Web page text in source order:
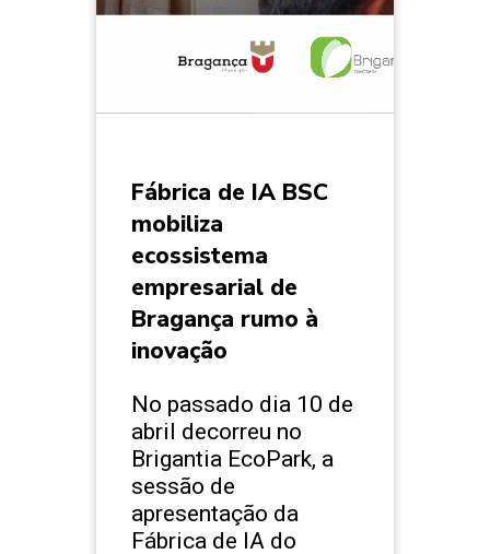
Fábrica de IA BSC
mobiliza
ecossistema
empresarial de
Bragança rumo à
inovação
No passado dia 10 de
abril decorreu no
Brigantia EcoPark, a
sessão de
apresentação da
Fábrica de IA do